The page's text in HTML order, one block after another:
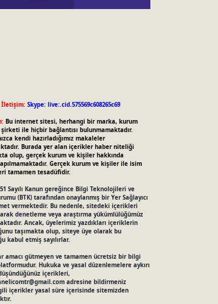
İletişim: Skype: live:.cid.575569c608265c69
Bu internet sitesi, herhangi bir marka, kurum
şirketi ile hiçbir bağlantısı bulunmamaktadır.
kendi hazırladığımız makaleler
Burada yer alan içerikler haber niteliği
olup, gerçek kurum ve kişiler hakkında
Gerçek kurum ve kişiler ile isim
tamamen tesadüfidir.
Sayılı Kanun gereğince Bilgi Teknolojileri ve
(BTK) tarafından onaylanmış bir Yer Sağlayıcı
vermektedir. Bu nedenle, sitedeki içerikleri
denetleme veya araştırma yükümlülüğümüz
Ancak, üyelerimiz yazdıkları içeriklerin
taşımakta olup, siteye üye olarak bu
kabul etmiş sayılırlar.
amacı gütmeyen ve tamamen ücretsiz bir bilgi
Hukuka ve yasal düzenlemelere aykırı
içerikleri,
adresine bildirmeniz
içerikler yasal süre içerisinde sitemizden